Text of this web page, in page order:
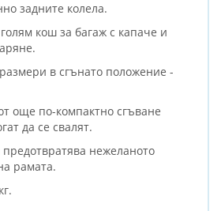
задните колела.
кош за багаж с капаче и
в сгънато положение -
още по-компактно сгъване
да се свалят.
нежеланото
рамата.